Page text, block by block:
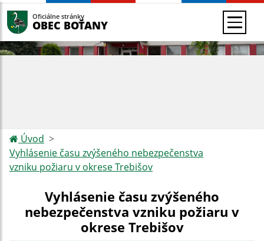
Oficiálne stránky
OBEC BOŤANY
Úvod
Vyhlásenie času zvýšeného nebezpečenstva
vzniku požiaru v okrese Trebišov
Vyhlásenie času zvýšeného
nebezpečenstva vzniku požiaru v
okrese Trebišov